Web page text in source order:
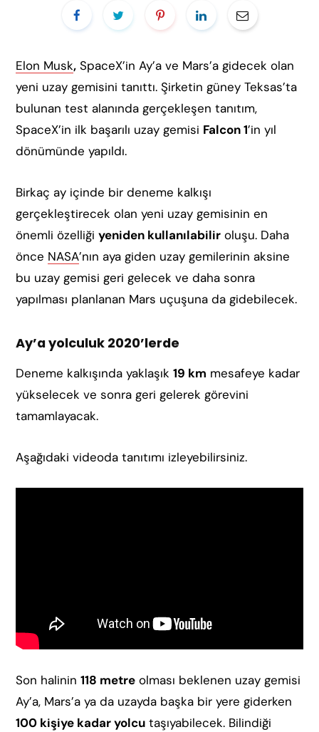
Elon Musk, SpaceX’in Ay’a ve Mars’a gidecek olan
yeni uzay gemisini tanıttı. Şirketin güney Teksas’ta
bulunan test alanında gerçekleşen tanıtım,
SpaceX’in ilk başarılı uzay gemisi Falcon 1’in yıl
dönümünde yapıldı.
Birkaç ay içinde bir deneme kalkışı
gerçekleştirecek olan yeni uzay gemisinin en
önemli özelliği yeniden kullanılabilir oluşu. Daha
önce NASA’nın aya giden uzay gemilerinin aksine
bu uzay gemisi geri gelecek ve daha sonra
yapılması planlanan Mars uçuşuna da gidebilecek.
Ay’a yolculuk 2020’lerde
Deneme kalkışında yaklaşık 19 km mesafeye kadar
yükselecek ve sonra geri gelerek görevini
tamamlayacak.
Aşağıdaki videoda tanıtımı izleyebilirsiniz.
Son halinin 118 metre olması beklenen uzay gemisi
Ay’a, Mars’a ya da uzayda başka bir yere giderken
100 kişiye kadar yolcu taşıyabilecek. Bilindiği